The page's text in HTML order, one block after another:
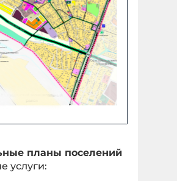
планы поселений
услуги: